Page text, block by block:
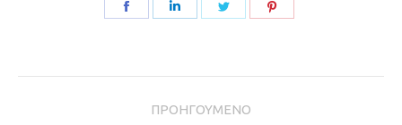
Share
ΠΡΟΗΓΟΎΜΕΝΟ